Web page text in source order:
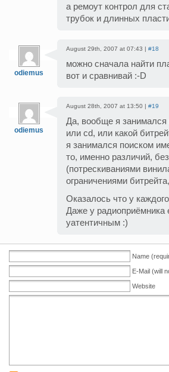
а ремоут контрол для
трубок и длинных
odiemus
August 29th, 2007 at 07:43 | #18
можно сначала найти
вот и сравнивай :-D
odiemus
August 28th, 2007 at 13:50 | #19
Да, вообще я занимался
или cd, или какой
я занимался поиском
то, именно различий,
(потрескиваниями
ограничениями
Оказалось что у
Даже у радиоприёмника
уатентичным :)
Name
E-Mail (will
Website